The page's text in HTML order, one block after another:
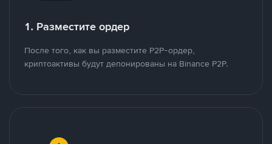
1. Разместите ордер
После того, как вы разместите P2P-ордер,
криптоактивы будут депонированы на Binance P2P.